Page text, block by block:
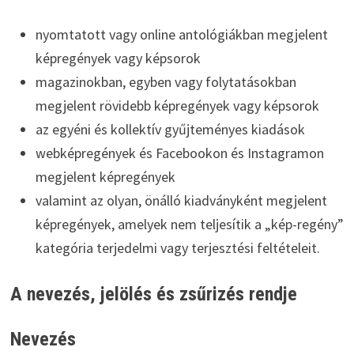
nyomtatott vagy online antológiákban megjelent
képregények vagy képsorok
magazinokban, egyben vagy folytatásokban
megjelent rövidebb képregények vagy képsorok
az egyéni és kollektív gyűjteményes kiadások
webképregények és Facebookon és Instagramon
megjelent képregények
valamint az olyan, önálló kiadványként megjelent
képregények, amelyek nem teljesítik a „kép-regény”
kategória terjedelmi vagy terjesztési feltételeit.
A nevezés, jelölés és zsűrizés rendje
Nevezés